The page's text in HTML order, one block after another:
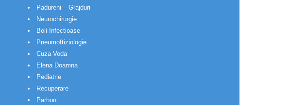
Padureni – Grajduri
Neurochirurgie
Boli Infectioase
Pneumoftiziologie
Cuza Voda
Elena Doamna
Pediatrie
Recuperare
Parhon